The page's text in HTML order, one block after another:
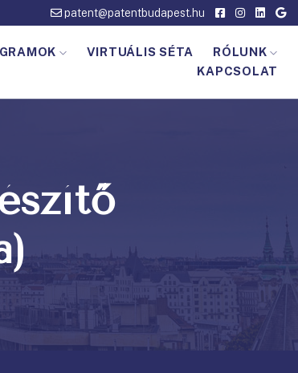
patent@patentbudapest.hu
VIRTUÁLIS SÉTA
RÓLUNK
KAPCSOLAT